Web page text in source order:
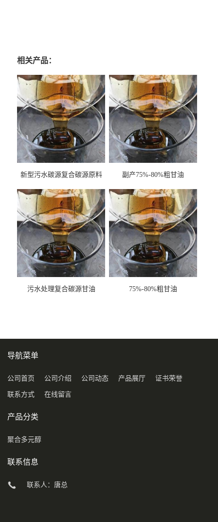
相关产品：
新型污水碳源复合碳源原料
副产75%-80%粗甘油
污水处理复合碳源甘油
75%-80%粗甘油
导航菜单
公司首页 公司介绍 公司动态 产品展厅 证书荣誉
联系方式 在线留言
产品分类
聚合多元醇
联系信息
联系人：唐总